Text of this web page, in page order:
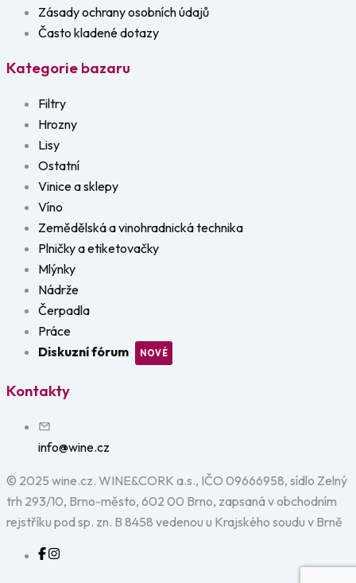
Zásady ochrany osobních údajů
Často kladené dotazy
Kategorie bazaru
Filtry
Hrozny
Lisy
Ostatní
Vinice a sklepy
Víno
Zemědělská a vinohradnická technika
Plničky a etiketovačky
Mlýnky
Nádrže
Čerpadla
Práce
Diskuzní fórum
Kontakty
info@wine.cz
© 2025 wine.cz. WINE&CORK a.s., IČO 09666958, sídlo Zelný
trh 293/10, Brno-město, 602 00 Brno, zapsaná v obchodním
rejstříku pod sp. zn. B 8458 vedenou u Krajského soudu v Brně